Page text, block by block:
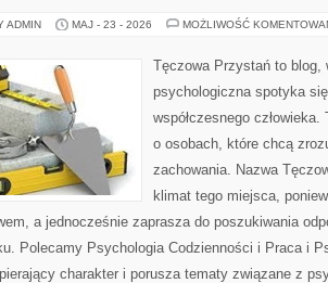
ADMIN MAJ - 23 - 2026 MOŻLIWOŚĆ
Tęczowa Przystań to blog,
psychologiczna spotyka
współczesnego
o osobach, które chcą
zachowania. Nazwa
klimat tego miejsca,
a jednocześnie zaprasza do poszukiwania
Polecamy Psychologia Codzienności i Praca i
charakter i porusza tematy związane z